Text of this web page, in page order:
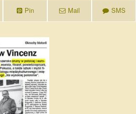
Pin Mail SMS